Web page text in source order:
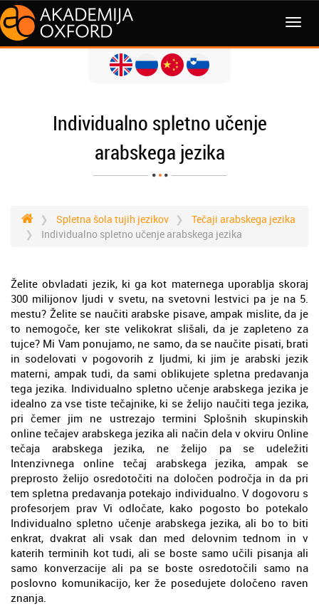
MENI
Individualno spletno učenje
arabskega jezika
Spletna šola tujih jezikov
Tečaji arabskega jezika
Individualno spletno učenje arabskega jezika
Želite obvladati jezik, ki ga kot maternega uporablja skoraj
300 milijonov ljudi v svetu, na svetovni lestvici pa je na 5.
mestu? Želite se naučiti arabske pisave, ampak mislite, da je
to nemogoče, ker ste velikokrat slišali, da je zapleteno za
tujce? Mi Vam ponujamo, ne samo, da se naučite pisati, brati
in sodelovati v pogovorih z ljudmi, ki jim je arabski jezik
materni, ampak tudi, da sami oblikujete spletna predavanja
tega jezika. Individualno spletno učenje arabskega jezika je
idealno za vse tiste tečajnike, ki se želijo naučiti tega jezika,
pri čemer jim ne ustrezajo termini Splošnih skupinskih
online tečajev arabskega jezika ali način dela v okviru Online
tečaja arabskega jezika, ne želijo pa se udeležiti
Intenzivnega online tečaj arabskega jezika, ampak se
preprosto želijo osredotočiti na določen področja in da pri
tem spletna predavanja potekajo individualno. V dogovoru s
profesorjem prav Vi odločate, kako pogosto bo potekalo
Individualno spletno učenje arabskega jezika, ali bo to biti
enkrat, dvakrat ali vsak dan med delovnim tednom in v
katerih terminih kot tudi, ali se boste samo učili pisanja ali
samo konverzacije ali pa se boste osredotočili samo na
poslovno komunikacijo, ker že posedujete določeno raven
znanja.